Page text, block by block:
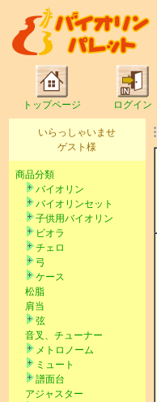
トップページ ログイン
いらっしゃいませ
ゲスト様
商品分類
バイオリン
バイオリンセット
子供用バイオリン
ビオラ
チェロ
弓
ケース
松脂
肩当
弦
音叉、チューナー
メトロノーム
ミュート
譜面台
アジャスター